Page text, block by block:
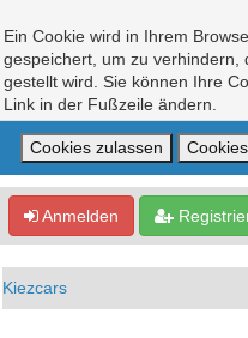
Ein Cookie wird in Ihrem
gespeichert, um zu
gestellt wird. Sie können Ihre
Link in der Fußzeile ändern.
Anmelden
Kiezcars